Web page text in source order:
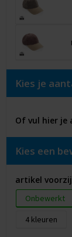
Kies je
Of vul hier je
Kies een
artikel
Onbewerkt
4